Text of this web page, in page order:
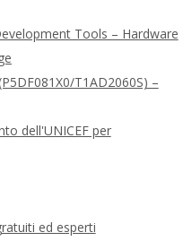
Tools – Hardware
T1AD2060S) –
dell'UNICEF per
ed esperti